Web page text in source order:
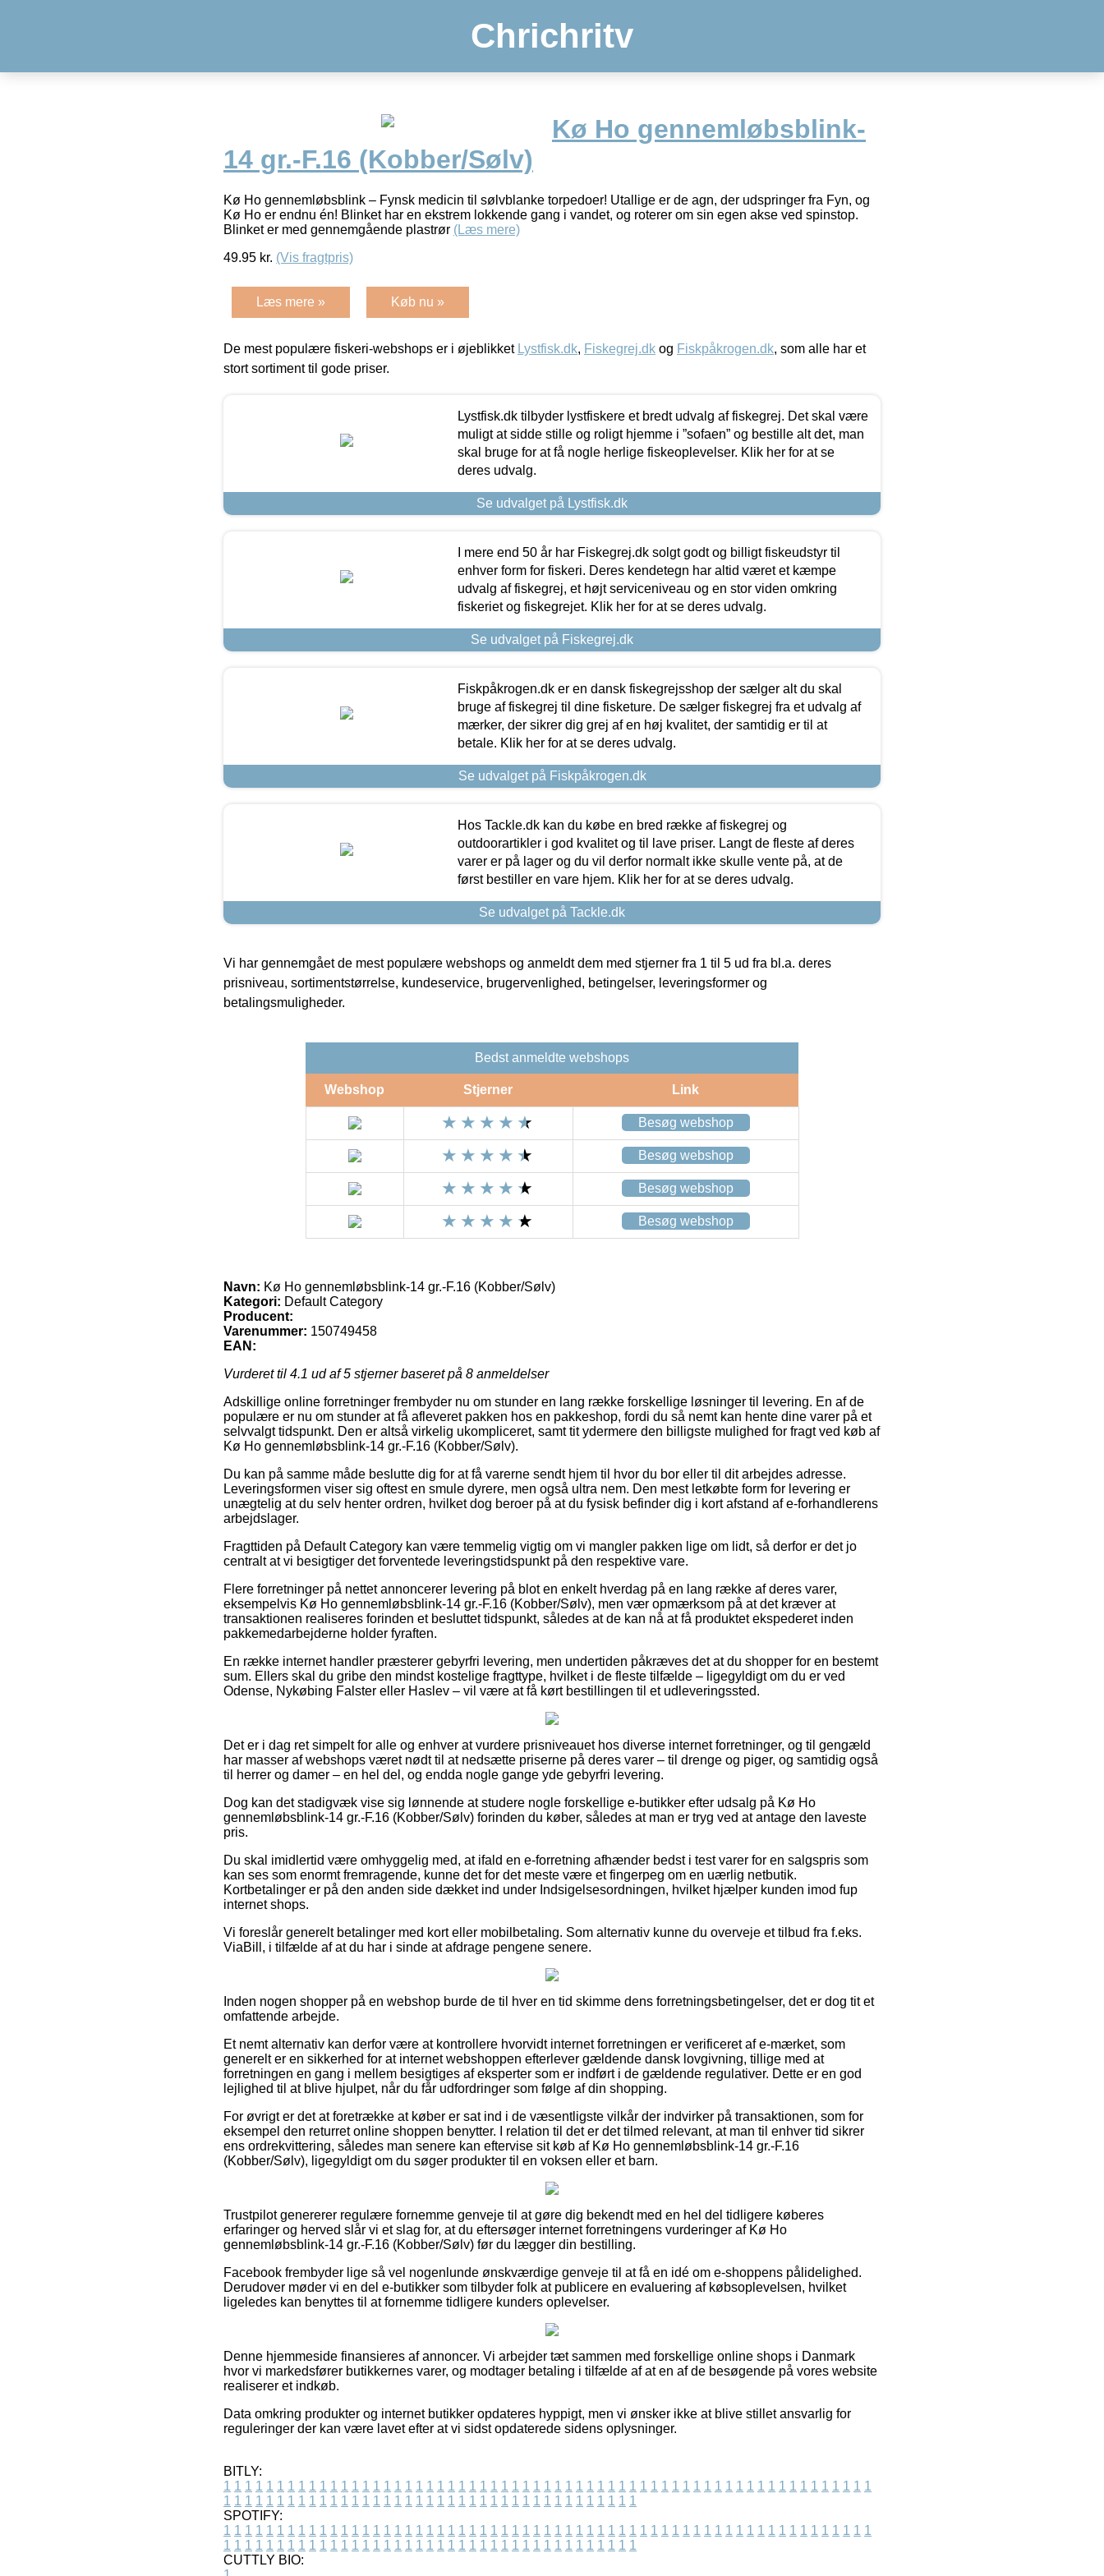
Chrichritv
Kø Ho gennemløbsblink-
14 gr.-F.16 (Kobber/Sølv)
Kø Ho gennemløbsblink – Fynsk medicin til sølvblanke torpedoer! Utallige er de agn, der udspringer fra Fyn, og
Kø Ho er endnu én! Blinket har en ekstrem lokkende gang i vandet, og roterer om sin egen akse ved spinstop.
Blinket er med gennemgående plastrør (Læs mere)
49.95 kr. (Vis fragtpris)
Læs mere » Køb nu »
De mest populære fiskeri-webshops er i øjeblikket Lystfisk.dk, Fiskegrej.dk og Fiskpåkrogen.dk, som alle har et
stort sortiment til gode priser.
Lystfisk.dk tilbyder lystfiskere et bredt udvalg af fiskegrej. Det skal være
muligt at sidde stille og roligt hjemme i ”sofaen” og bestille alt det, man
skal bruge for at få nogle herlige fiskeoplevelser. Klik her for at se
deres udvalg.
Se udvalget på Lystfisk.dk
I mere end 50 år har Fiskegrej.dk solgt godt og billigt fiskeudstyr til
enhver form for fiskeri. Deres kendetegn har altid været et kæmpe
udvalg af fiskegrej, et højt serviceniveau og en stor viden omkring
fiskeriet og fiskegrejet. Klik her for at se deres udvalg.
Se udvalget på Fiskegrej.dk
Fiskpåkrogen.dk er en dansk fiskegrejsshop der sælger alt du skal
bruge af fiskegrej til dine fisketure. De sælger fiskegrej fra et udvalg af
mærker, der sikrer dig grej af en høj kvalitet, der samtidig er til at
betale. Klik her for at se deres udvalg.
Se udvalget på Fiskpåkrogen.dk
Hos Tackle.dk kan du købe en bred række af fiskegrej og
outdoorartikler i god kvalitet og til lave priser. Langt de fleste af deres
varer er på lager og du vil derfor normalt ikke skulle vente på, at de
først bestiller en vare hjem. Klik her for at se deres udvalg.
Se udvalget på Tackle.dk
Vi har gennemgået de mest populære webshops og anmeldt dem med stjerner fra 1 til 5 ud fra bl.a. deres
prisniveau, sortimentstørrelse, kundeservice, brugervenlighed, betingelser, leveringsformer og
betalingsmuligheder.
Bedst anmeldte webshops
Webshop Stjerner Link
Besøg webshop
Besøg webshop
Besøg webshop
Besøg webshop
Navn: Kø Ho gennemløbsblink-14 gr.-F.16 (Kobber/Sølv)
Kategori: Default Category
Producent:
Varenummer: 150749458
EAN:
Vurderet til 4.1 ud af 5 stjerner baseret på 8 anmeldelser
Adskillige online forretninger frembyder nu om stunder en lang række forskellige løsninger til levering. En af de
populære er nu om stunder at få afleveret pakken hos en pakkeshop, fordi du så nemt kan hente dine varer på et
selvvalgt tidspunkt. Den er altså virkelig ukompliceret, samt tit ydermere den billigste mulighed for fragt ved køb af
Kø Ho gennemløbsblink-14 gr.-F.16 (Kobber/Sølv).
Du kan på samme måde beslutte dig for at få varerne sendt hjem til hvor du bor eller til dit arbejdes adresse.
Leveringsformen viser sig oftest en smule dyrere, men også ultra nem. Den mest letkøbte form for levering er
unægtelig at du selv henter ordren, hvilket dog beroer på at du fysisk befinder dig i kort afstand af e-forhandlerens
arbejdslager.
Fragttiden på Default Category kan være temmelig vigtig om vi mangler pakken lige om lidt, så derfor er det jo
centralt at vi besigtiger det forventede leveringstidspunkt på den respektive vare.
Flere forretninger på nettet annoncerer levering på blot en enkelt hverdag på en lang række af deres varer,
eksempelvis Kø Ho gennemløbsblink-14 gr.-F.16 (Kobber/Sølv), men vær opmærksom på at det kræver at
transaktionen realiseres forinden et besluttet tidspunkt, således at de kan nå at få produktet ekspederet inden
pakkemedarbejderne holder fyraften.
En række internet handler præsterer gebyrfri levering, men undertiden påkræves det at du shopper for en bestemt
sum. Ellers skal du gribe den mindst kostelige fragttype, hvilket i de fleste tilfælde – ligegyldigt om du er ved
Odense, Nykøbing Falster eller Haslev – vil være at få kørt bestillingen til et udleveringssted.
Det er i dag ret simpelt for alle og enhver at vurdere prisniveauet hos diverse internet forretninger, og til gengæld
har masser af webshops været nødt til at nedsætte priserne på deres varer – til drenge og piger, og samtidig også
til herrer og damer – en hel del, og endda nogle gange yde gebyrfri levering.
Dog kan det stadigvæk vise sig lønnende at studere nogle forskellige e-butikker efter udsalg på Kø Ho
gennemløbsblink-14 gr.-F.16 (Kobber/Sølv) forinden du køber, således at man er tryg ved at antage den laveste
pris.
Du skal imidlertid være omhyggelig med, at ifald en e-forretning afhænder bedst i test varer for en salgspris som
kan ses som enormt fremragende, kunne det for det meste være et fingerpeg om en uærlig netbutik.
Kortbetalinger er på den anden side dækket ind under Indsigelsesordningen, hvilket hjælper kunden imod fup
internet shops.
Vi foreslår generelt betalinger med kort eller mobilbetaling. Som alternativ kunne du overveje et tilbud fra f.eks.
ViaBill, i tilfælde af at du har i sinde at afdrage pengene senere.
Inden nogen shopper på en webshop burde de til hver en tid skimme dens forretningsbetingelser, det er dog tit et
omfattende arbejde.
Et nemt alternativ kan derfor være at kontrollere hvorvidt internet forretningen er verificeret af e-mærket, som
generelt er en sikkerhed for at internet webshoppen efterlever gældende dansk lovgivning, tillige med at
forretningen en gang i mellem besigtiges af eksperter som er indført i de gældende regulativer. Dette er en god
lejlighed til at blive hjulpet, når du får udfordringer som følge af din shopping.
For øvrigt er det at foretrække at køber er sat ind i de væsentligste vilkår der indvirker på transaktionen, som for
eksempel den returret online shoppen benytter. I relation til det er det tilmed relevant, at man til enhver tid sikrer
ens ordrekvittering, således man senere kan eftervise sit køb af Kø Ho gennemløbsblink-14 gr.-F.16
(Kobber/Sølv), ligegyldigt om du søger produkter til en voksen eller et barn.
Trustpilot genererer regulære fornemme genveje til at gøre dig bekendt med en hel del tidligere køberes
erfaringer og herved slår vi et slag for, at du eftersøger internet forretningens vurderinger af Kø Ho
gennemløbsblink-14 gr.-F.16 (Kobber/Sølv) før du lægger din bestilling.
Facebook frembyder lige så vel nogenlunde ønskværdige genveje til at få en idé om e-shoppens pålidelighed.
Derudover møder vi en del e-butikker som tilbyder folk at publicere en evaluering af købsoplevelsen, hvilket
ligeledes kan benyttes til at fornemme tidligere kunders oplevelser.
Denne hjemmeside finansieres af annoncer. Vi arbejder tæt sammen med forskellige online shops i Danmark
hvor vi markedsfører butikkernes varer, og modtager betaling i tilfælde af at en af de besøgende på vores website
realiserer et indkøb.
Data omkring produkter og internet butikker opdateres hyppigt, men vi ønsker ikke at blive stillet ansvarlig for
reguleringer der kan være lavet efter at vi sidst opdaterede sidens oplysninger.
BITLY:
1 1 1 1 1 1 1 1 1 1 1 1 1 1 1 1 1 1 1 1 1 1 1 1 1 1 1 1 1 1 1 1 1 1 1 1 1 1 1 1 1 1 1 1 1 1 1 1 1 1 1 1 1 1 1 1 1 1 1 1 1
1 1 1 1 1 1 1 1 1 1 1 1 1 1 1 1 1 1 1 1 1 1 1 1 1 1 1 1 1 1 1 1 1 1 1 1 1 1 1
SPOTIFY:
1 1 1 1 1 1 1 1 1 1 1 1 1 1 1 1 1 1 1 1 1 1 1 1 1 1 1 1 1 1 1 1 1 1 1 1 1 1 1 1 1 1 1 1 1 1 1 1 1 1 1 1 1 1 1 1 1 1 1 1 1
1 1 1 1 1 1 1 1 1 1 1 1 1 1 1 1 1 1 1 1 1 1 1 1 1 1 1 1 1 1 1 1 1 1 1 1 1 1 1
CUTTLY BIO: